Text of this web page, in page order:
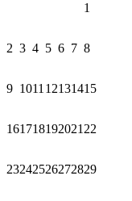
1
2 3 4 5 6 7 8
9 1011 12131415
161718192021 22
23242526272829